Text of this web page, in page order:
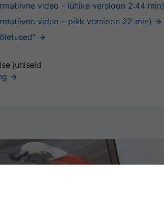
video - lühike versioon 2:44 min)
video – pikk versioon 22 min)
juhiseid